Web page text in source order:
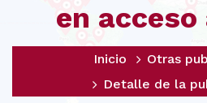
en
Inicio
Otras
Detalle de la